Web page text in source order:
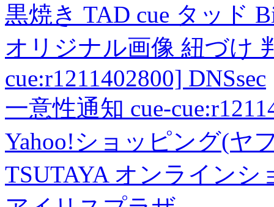
黒焼き TAD cue タッド
オリジナル画像 紐づけ
cue:r1211402800] DNSsec
一意性通知 cue-
Yahoo!ショッピング(ヤ
TSUTAYA オンラインシ